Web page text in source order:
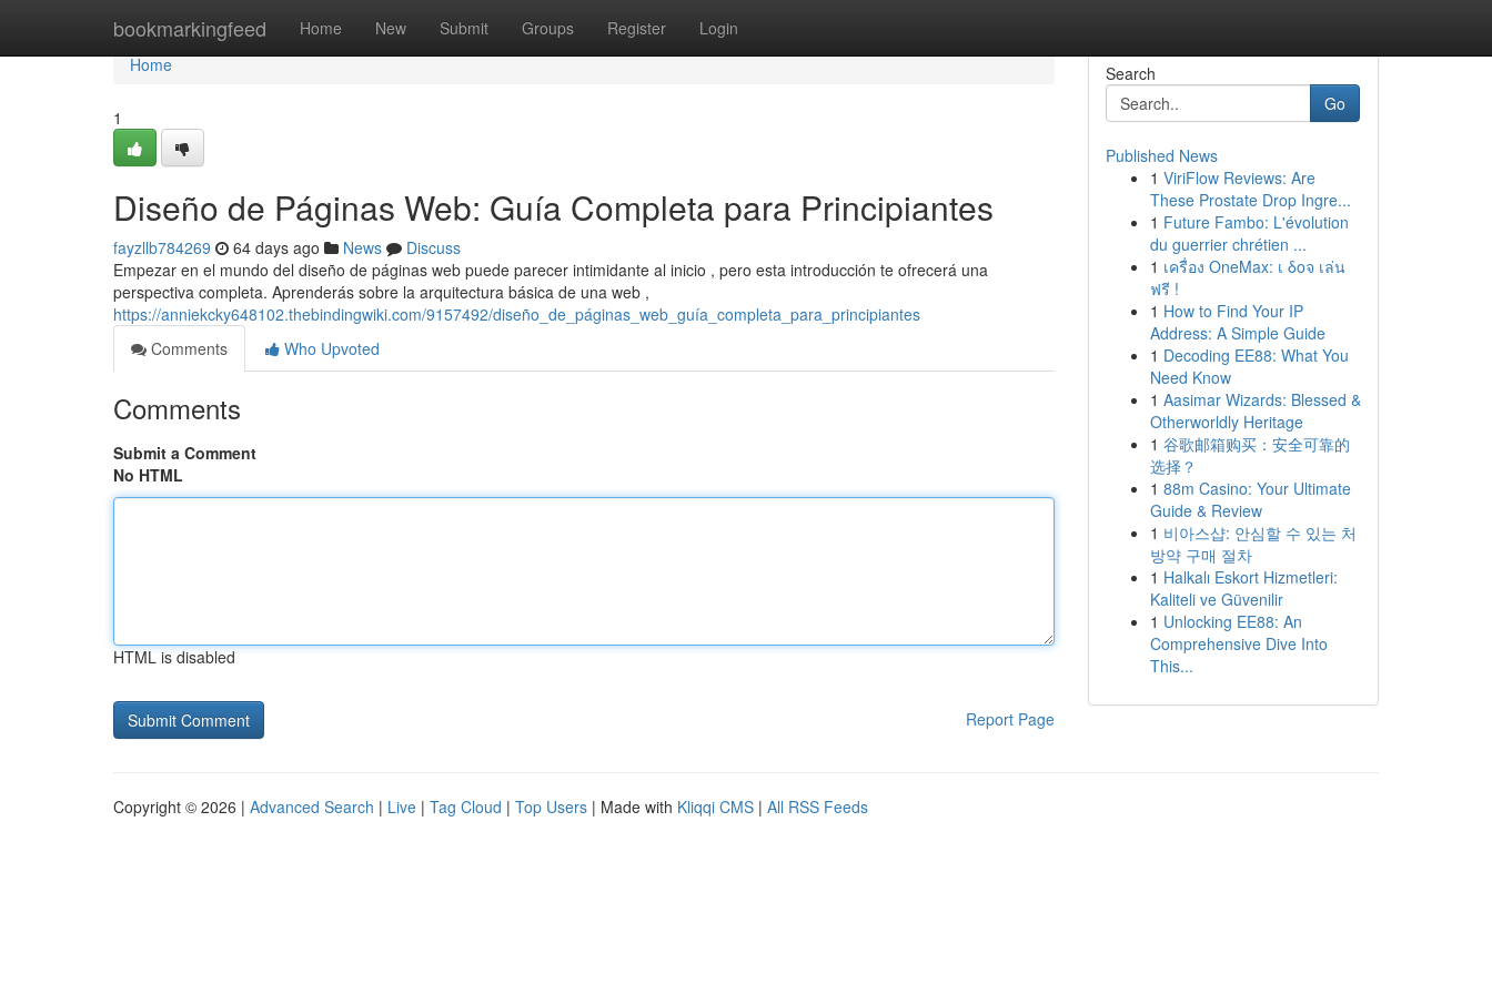
bookmarkingfeed Home New Submit Groups Register Login
Home
Home
1
Diseño de Páginas Web: Guía Completa para Principiantes
fayzllb784269 64 days ago News
Discuss
Empezar en el mundo del diseño de páginas web puede parecer intimidante al inicio , pero esta introducción te ofrecerá una
perspectiva completa. Aprenderás sobre la arquitectura básica de una web ,
https://anniekcky648102.thebindingwiki.com/9157492/diseño_de_páginas_web_guía_completa_para_principiantes
Comments
Who Upvoted
Comments
Submit a Comment
No HTML
HTML is disabled
Report Page
Search
Go
Published News
1 ViriFlow Reviews: Are
These Prostate Drop Ingre...
1 Future Fambo: L'évolution
du guerrier chrétien ...
1 เครื่อง OneMax: เ δοจ เล่น
ฟรี !
1 How to Find Your IP
Address: A Simple Guide
1 Decoding EE88: What You
Need Know
1 Aasimar Wizards: Blessed &
Otherworldly Heritage
1 谷歌邮箱购买：安全可靠的
选择？
1 88m Casino: Your Ultimate
Guide & Review
1 비아스샵: 안심할 수 있는 처
방약 구매 절차
1 Halkalı Eskort Hizmetleri:
Kaliteli ve Güvenilir
1 Unlocking EE88: An
Comprehensive Dive Into
This...
Copyright © 2026 | Advanced Search | Live | Tag Cloud | Top Users | Made with Kliqqi CMS | All RSS Feeds